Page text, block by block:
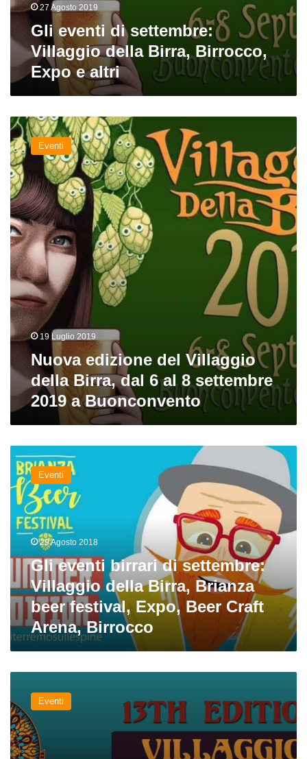
27 Agosto 2019
Gli eventi di settembre:
Villaggio della Birra, Birrocco,
Expo e altri
Nuova
edizione
del
Villaggio
della
Birra,
dal
6
al
8
settembre
2019
a
Buonconvento
Eventi
19 Luglio 2019
Nuova edizione del Villaggio
della Birra, dal 6 al 8 settembre
2019 a Buonconvento
Gli
eventi
birrari
di
settembre:
Villaggio
della
Birra,
Brianza
beer
festival,
Expo,
Beer
Craft
Arena,
Eventi
29 Agosto 2018
Gli eventi birrari di settembre:
Villaggio della Birra, Brianza
beer festival, Expo, Beer Craft
Arena, Birrocco
la
tredicesima
edizione
del
Eventi